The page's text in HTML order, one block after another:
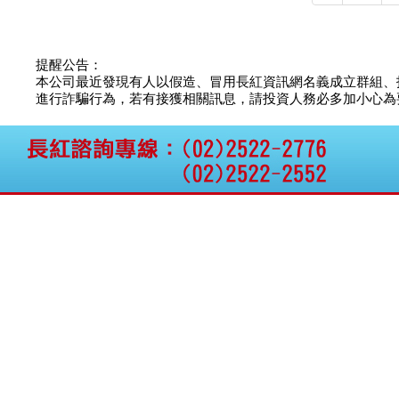
加第27屆眼
巨生生醫:公告本公司
MPB-1523MRI顯影劑-
肝細胞癌接獲美國FD
格斯科技*:公告調整本
公司私募專區資訊(董事
會決議日起兩日內應申
格斯科技*:公告更正
提醒公告：
本公司最近發現有人以假造、冒用長紅資訊網名義成立群組
進行詐騙行為，若有接獲相關訊息，請投資人務必多加小心